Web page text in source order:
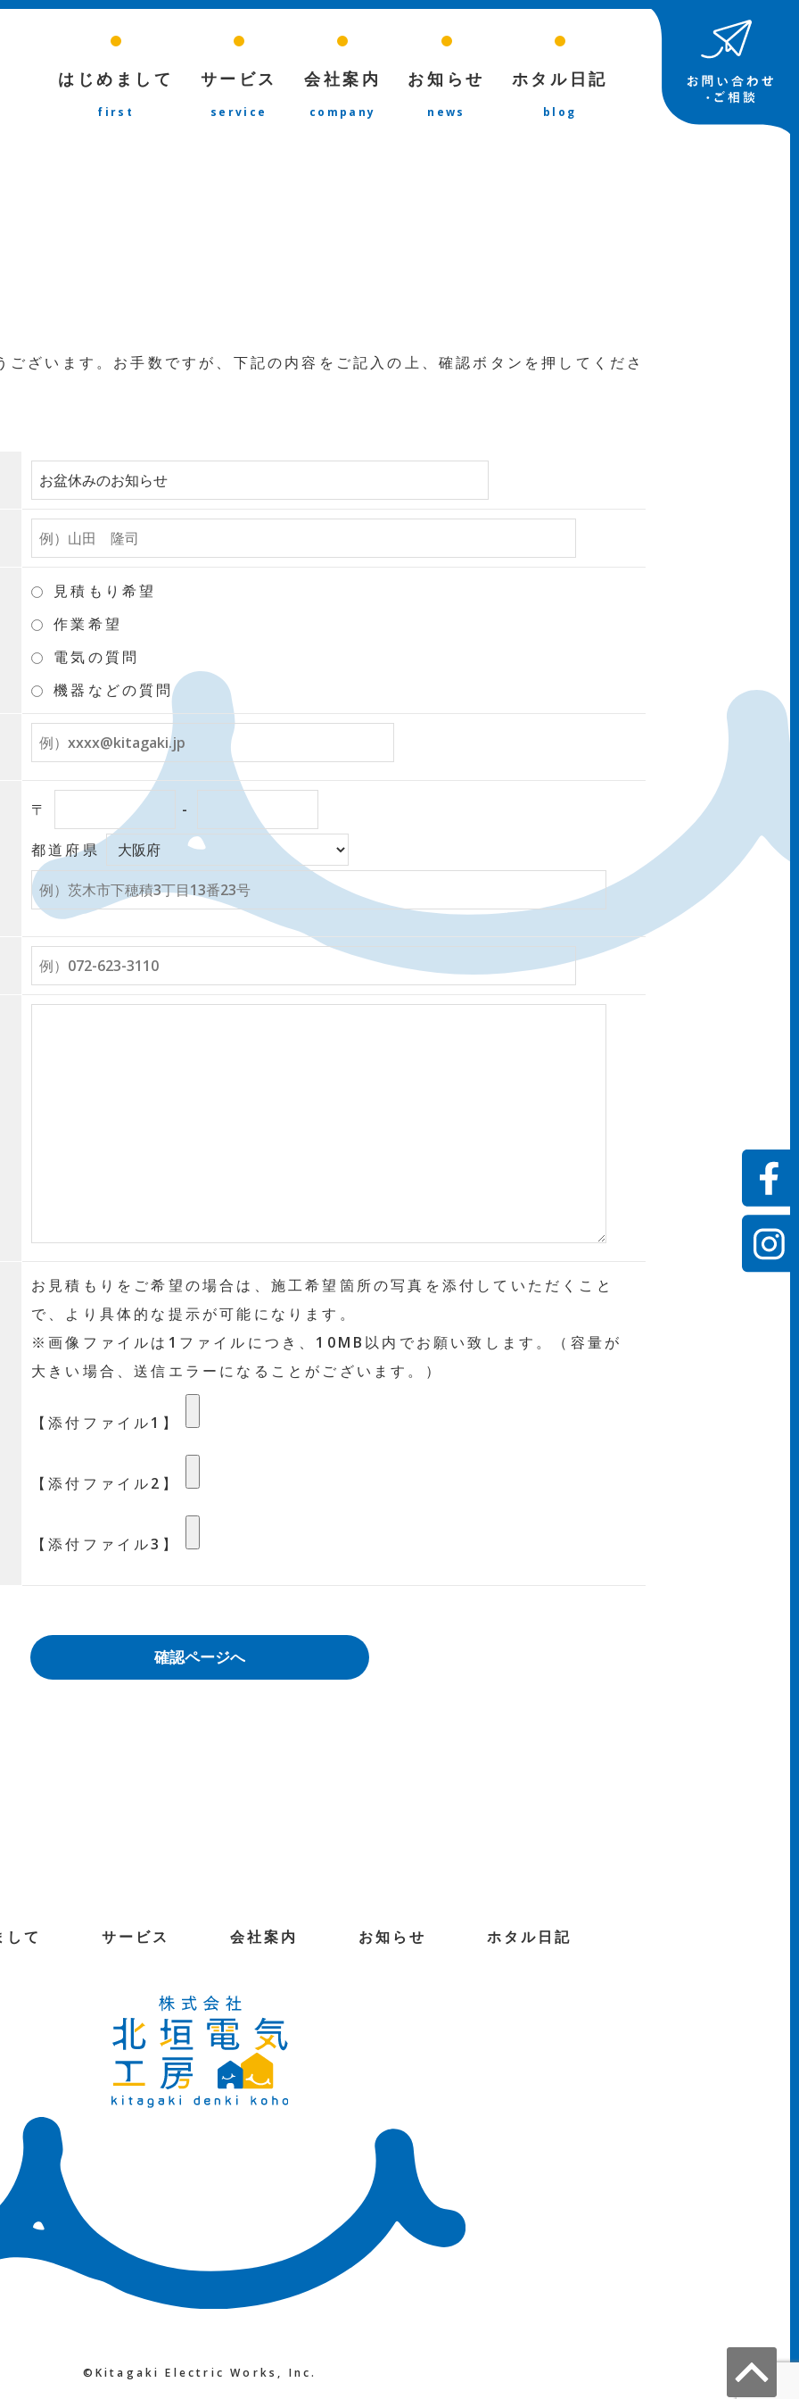
はじめまして
first
サービス
service
会社案内
company
お知らせ
news
ホタル日記
blog
ざいます。お手数ですが、下記の内容をご記入の上、確認ボタンを押してくださ
見積もり希望
作業希望
電気の質問
機器などの質問
〒 -
都道府県
お見積もりをご希望の場合は、施工希望箇所の写真を添付していただくこと
で、より具体的な提示が可能になります。
※画像ファイルは1ファイルにつき、10MB以内でお願い致します。（容量が
大きい場合、送信エラーになることがございます。）
【添付ファイル1】
【添付ファイル2】
【添付ファイル3】
して サービス 会社案内 お知らせ ホタル日記
©Kitagaki Electric Works, Inc.